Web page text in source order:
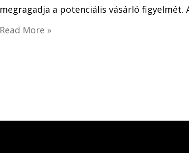
megragadja a potenciális vásárló figyelmét.
Read More »